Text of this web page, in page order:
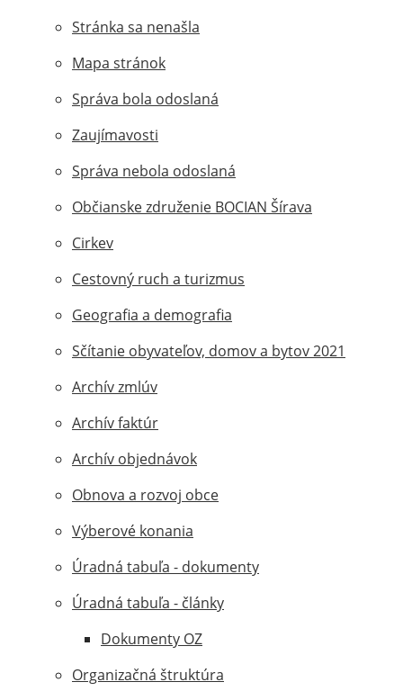
Stránka sa nenašla
Mapa stránok
Správa bola odoslaná
Zaujímavosti
Správa nebola odoslaná
Občianske združenie BOCIAN Šírava
Cirkev
Cestovný ruch a turizmus
Geografia a demografia
Sčítanie obyvateľov, domov a bytov 2021
Archív zmlúv
Archív faktúr
Archív objednávok
Obnova a rozvoj obce
Výberové konania
Úradná tabuľa - dokumenty
Úradná tabuľa - články
Dokumenty OZ
Organizačná štruktúra